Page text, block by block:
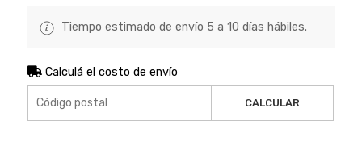
Tiempo estimado de envío 5 a 10 días hábiles.
Calculá el costo de envío
CALCULAR